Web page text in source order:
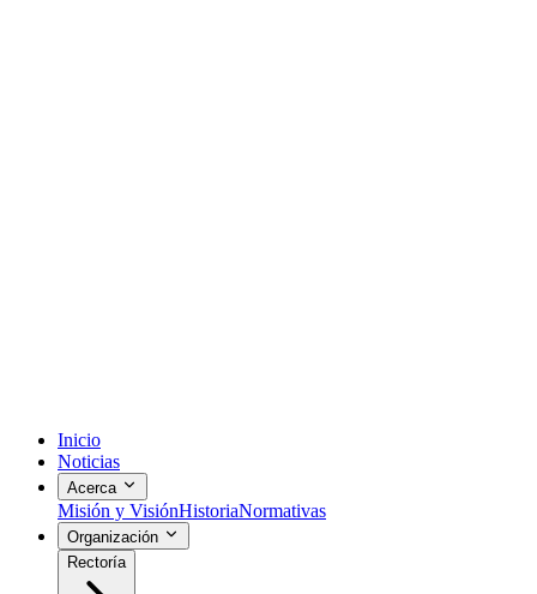
Inicio
Noticias
Acerca
Misión y VisiónHistoriaNormativas
Organización
Rectoría